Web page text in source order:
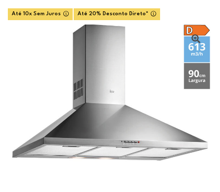
Até 10x Sem Juros Até 20% Desconto Direto*